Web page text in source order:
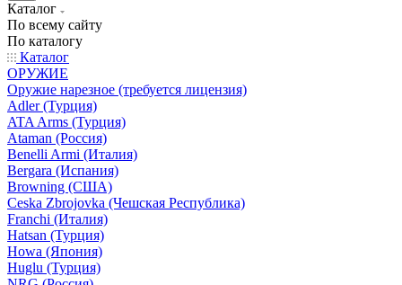
Каталог
По всему сайту
По каталогу
Каталог
ОРУЖИЕ
Оружие нарезное (требуется лицензия)
Adler (Турция)
ATA Arms (Турция)
Ataman (Россия)
Benelli Armi (Италия)
Bergara (Испания)
Browning (США)
Ceska Zbrojovka (Чешская Республика)
Franchi (Италия)
Hatsan (Турция)
Howa (Япония)
Huglu (Турция)